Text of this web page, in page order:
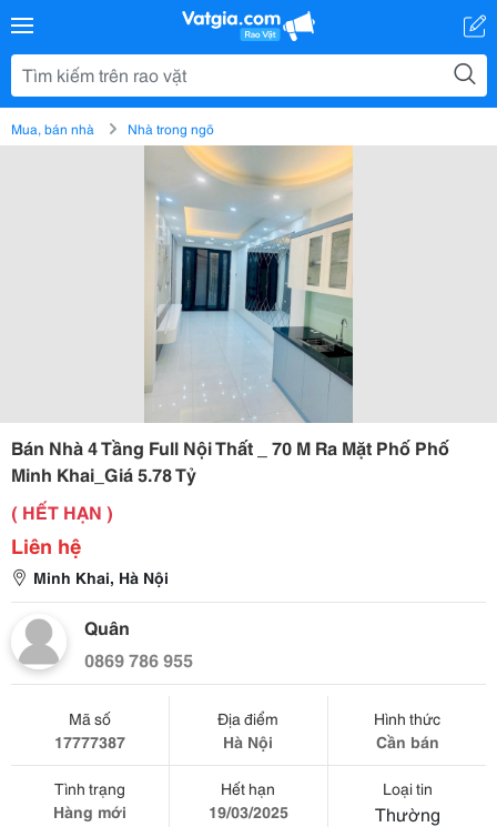
Mua, bán nhà Nhà trong ngõ
Bán Nhà 4 Tầng Full Nội Thất _ 70 M Ra Mặt Phố Phố
Minh Khai_Giá 5.78 Tỷ
( HẾT HẠN )
Liên hệ
Minh Khai, Hà Nội
Quân
0869 786 955
Mã số
17777387
Địa điểm
Hà Nội
Hình thức
Cần bán
Tình trạng
Hàng mới
Hết hạn
19/03/2025
Loại tin
Thường